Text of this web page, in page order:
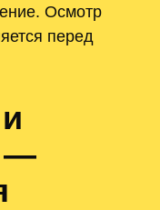
Осмотр
перед
—